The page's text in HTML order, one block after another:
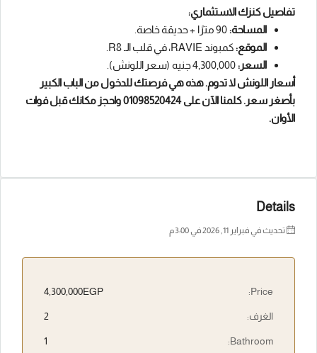
تفاصيل كنزك الاستثماري:
المساحة:
الموقع:كمبوند RAVIE، في قلب الـ R8.
السعر:
أسعار اللونش لا تدوم. هذه هي فرصتك للدخول من الباب الكبير
بأصغر سعر. كلمنا الآن على 01098520424 واحجز مكانك قبل فوات
الأوان.
Details
تحديث في فبراير 11, 2026 في 3:00 م
Price:
4,300,000EGP
الغرف: 2
Bathroom:
1